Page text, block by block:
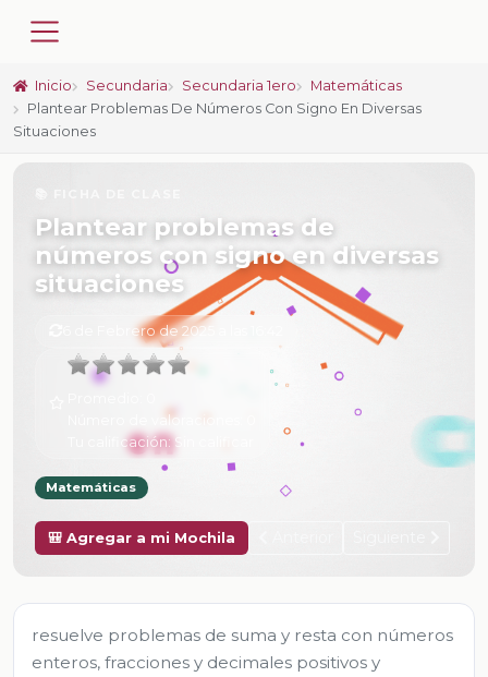
Inicio Secundaria Secundaria 1ero
Matemáticas
Plantear Problemas De Números Con Signo En Diversas
Situaciones
Plantear problemas de
números con signo en diversas
situaciones
6 de Febrero de 2025 a las 16:42
Número de valoraciones:
Tu calificación: Sin calificar
Matemáticas
🎒 Agregar a mi Mochila
resuelve problemas de suma y resta con números
enteros, fracciones y decimales positivos y